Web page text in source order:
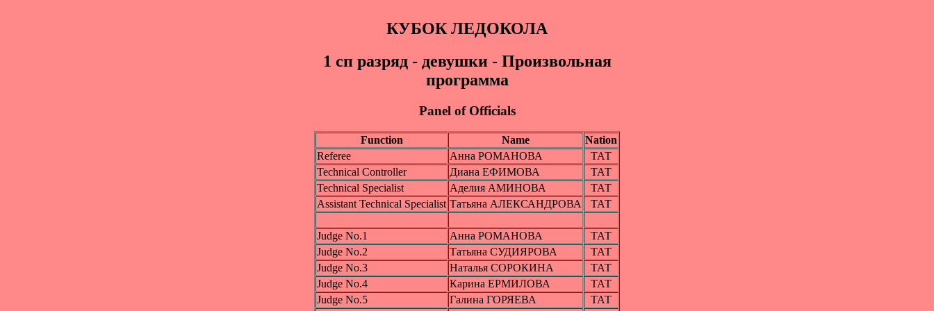
КУБОК ЛЕДОКОЛА
1 cп разряд - девушки - Произвольная
программа
Panel of Officials
Function Name
Nation
Referee
Анна РОМАНОВА
ТАТ
Technical Controller
Диана ЕФИМОВА
ТАТ
Technical Specialist
Аделия АМИНОВА
ТАТ
Assistant Technical Specialist Татьяна АЛЕКСАНДРОВА ТАТ
Judge No.1 Анна РОМАНОВА
ТАТ
Judge No.2
Татьяна СУДИЯРОВА
ТАТ
Judge No.3
Наталья СОРОКИНА
ТАТ
Judge No.4
Карина ЕРМИЛОВА
ТАТ
Judge No.5
Галина ГОРЯЕВА ТАТ